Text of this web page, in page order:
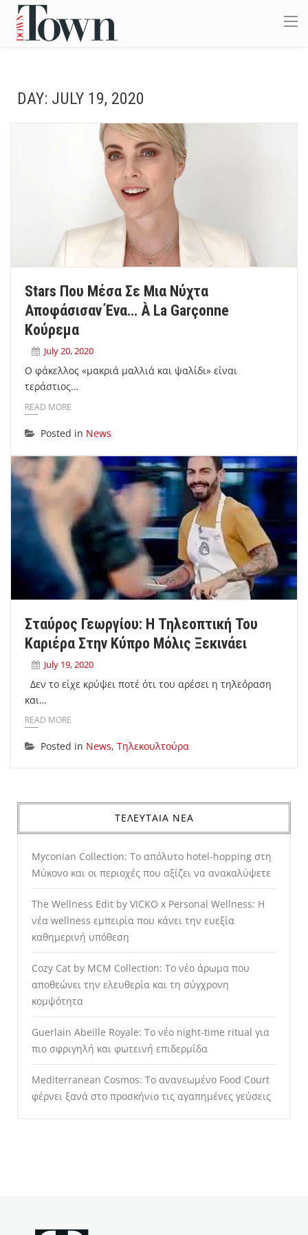
DAY: JULY 19, 2020
Stars Που Μέσα Σε Μια Νύχτα
Αποφάσισαν Ένα… À La Garçonne
Κούρεμα
July 20, 2020
Ο φάκελλος «μακριά μαλλιά και ψαλίδι» είναι
τεράστιος…
READ MORE
Posted in News
Σταύρος Γεωργίου: Η Τηλεοπτική Του
Καριέρα Στην Κύπρο Μόλις Ξεκινάει
July 19, 2020
Δεν το είχε κρύψει ποτέ ότι του αρέσει η τηλεόραση
και…
READ MORE
Posted in News, Τηλεκουλτούρα
ΤΕΛΕΥΤΑΙΑ ΝΕΑ
Myconian Collection: Το απόλυτο hotel-hopping στη
Μύκονο και οι περιοχές που αξίζει να ανακαλύψετε
The Wellness Edit by VICKO x Personal Wellness: Η
νέα wellness εμπειρία που κάνει την ευεξία
καθημερινή υπόθεση
Cozy Cat by MCM Collection: Το νέο άρωμα που
αποθεώνει την ελευθερία και τη σύγχρονη
κομψότητα
Guerlain Abeille Royale: Το νέο night-time ritual για
πιο σφριγηλή και φωτεινή επιδερμίδα
Mediterranean Cosmos: Το ανανεωμένο Food Court
φέρνει ξανά στο προσκήνιο τις αγαπημένες γεύσεις